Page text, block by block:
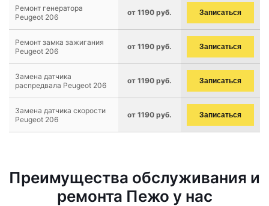
Ремонт генератора
Peugeot 206
от 1190 руб. Записаться
Ремонт замка зажигания
Peugeot 206
от 1190 руб. Записаться
Замена датчика
распредвала Peugeot 206
от 1190 руб. Записаться
Замена датчика скорости
Peugeot 206
от 1190 руб. Записаться
Преимущества обслуживания и
ремонта Пежо у нас